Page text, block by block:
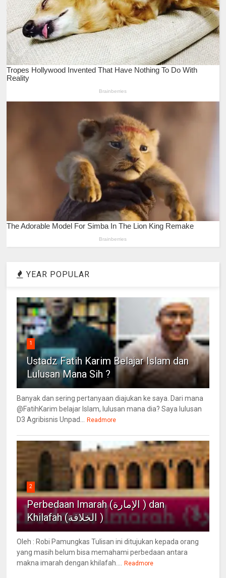
YEAR POPULAR
1
Ustadz Fatih Karim Belajar Islam dan
Lulusan Mana Sih ?
Banyak dan sering pertanyaan diajukan ke saya. Dari mana
@FatihKarim belajar Islam, lulusan mana dia? Saya lulusan
D3 Agribisnis Unpad...
Readmore
2
Perbedaan Imarah (الإمارة ) dan
Khilafah (الخلافة )
Oleh : Robi Pamungkas Tulisan ini ditujukan kepada orang
yang masih belum bisa memahami perbedaan antara
makna imarah dengan khilafah....
Readmore